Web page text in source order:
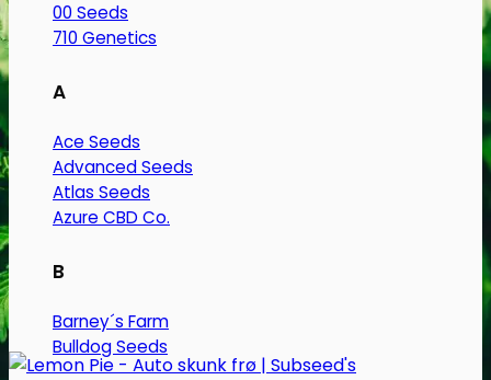
00 Seeds
710 Genetics
A
Ace Seeds
Advanced Seeds
Atlas Seeds
Azure CBD Co.
B
Barney´s Farm
Bulldog Seeds